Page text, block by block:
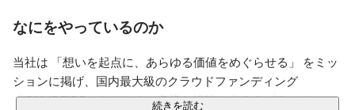
ィングを耳にする機会は増えましたが、クラウドファン
援してくれる人がいると実感できること」だと思ってい
ます。支える想いが可視化されることで、それが心のガ
ソリンになり、事業や取り組みに継続性が生まれる。全
なにをやっているのか
当社は 「想いを起点に、あらゆる価値をめぐらせる」 をミッ
ションに掲げ、国内最大級のクラウドファンディング
「CAMPFIRE」をはじめ、多様な挑戦を支えるプラットフォ
続きを読む